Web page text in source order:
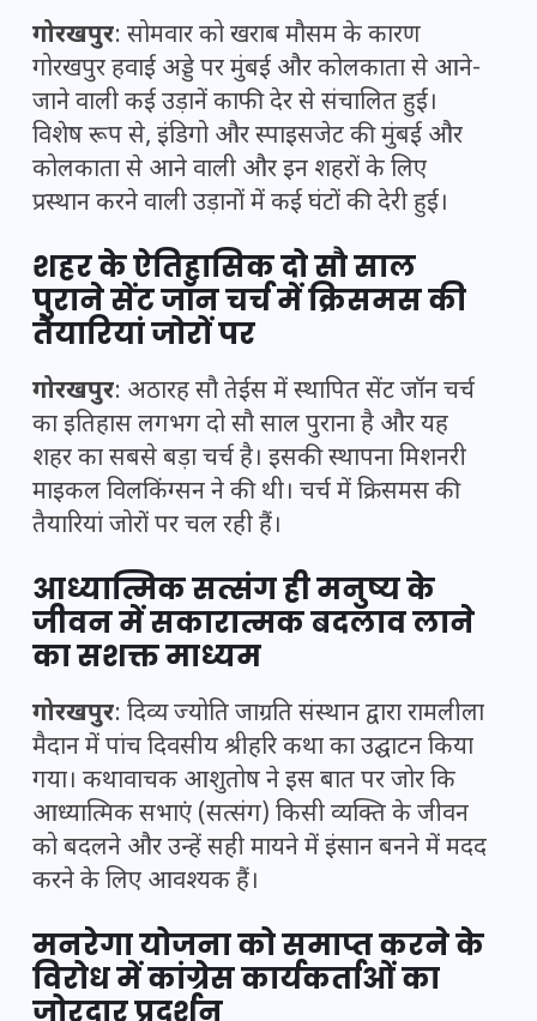
गोरखपुर: सोमवार को खराब मौसम के कारण
गोरखपुर हवाई अड्डे पर मुंबई और कोलकाता से आने-
जाने वाली कई उड़ानें काफी देर से संचालित हुईं।
विशेष रूप से, इंडिगो और स्पाइसजेट की मुंबई और
कोलकाता से आने वाली और इन शहरों के लिए
प्रस्थान करने वाली उड़ानों में कई घंटों की देरी हुई।
शहर के ऐतिहासिक दो सौ साल
पुराने सेंट जॉन चर्च में क्रिसमस की
तैयारियां जोरों पर
गोरखपुर: अठारह सौ तेईस में स्थापित सेंट जॉन चर्च
का इतिहास लगभग दो सौ साल पुराना है और यह
शहर का सबसे बड़ा चर्च है। इसकी स्थापना मिशनरी
माइकल विलकिंग्सन ने की थी। चर्च में क्रिसमस की
तैयारियां जोरों पर चल रही हैं।
आध्यात्मिक सत्संग ही मनुष्य के
जीवन में सकारात्मक बदलाव लाने
का सशक्त माध्यम
गोरखपुर: दिव्य ज्योति जाग्रति संस्थान द्वारा रामलीला
मैदान में पांच दिवसीय श्रीहरि कथा का उद्घाटन किया
गया। कथावाचक आशुतोष ने इस बात पर जोर कि
आध्यात्मिक सभाएं (सत्संग) किसी व्यक्ति के जीवन
को बदलने और उन्हें सही मायने में इंसान बनने में मदद
करने के लिए आवश्यक हैं।
मनरेगा योजना को समाप्त करने के
विरोध में कांग्रेस कार्यकर्ताओं का
जोरदार प्रदर्शन